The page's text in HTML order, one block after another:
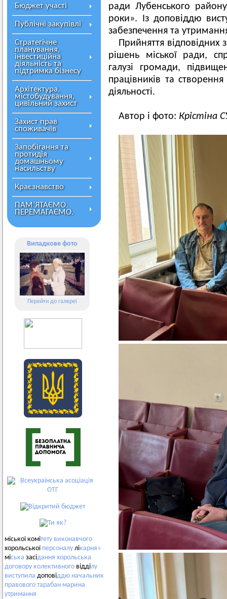
Бюджет участі
Публічні закупівлі
Стратегічне
планування,
інвестиційна
діяльність та
підтримка бізнесу
Архітектура,
містобудування,
цивільний захист
Захист прав
споживачів
Запобігання та
протидія
домашньому
насильству
Краєзнавство
ПАМ’ЯТАЄМО.
ПЕРЕМАГАЄМО.
Випадкове фото
Перейти до галереї
міської комітету виконавчого
хорольської персоналу лікарня»
міська засідання хорольська
договору колективного відділу
виступила доповіддю начальник
правового тарабан марина
утримання
ради Лубенського
роки». Із доповіддю
забезпечення та
Прийняття відповідних
рішень міської ради,
галузі громади,
працівників та
діяльності.
Автор і фото: Крістіна